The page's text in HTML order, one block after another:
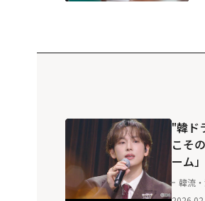
"韓ド
こそ
ーム
ジュ
韓流